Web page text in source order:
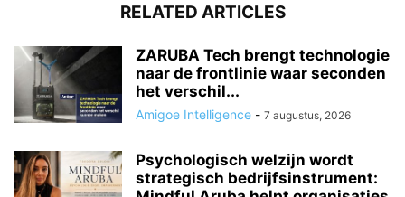
RELATED ARTICLES
ZARUBA Tech brengt technologie
naar de frontlinie waar seconden
het verschil...
Amigoe Intelligence - 7 augustus, 2026
Psychologisch welzijn wordt
strategisch bedrijfsinstrument: